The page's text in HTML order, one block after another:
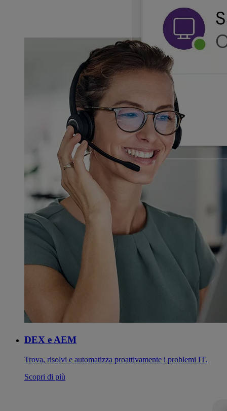
DEX e AEM
Trova, risolvi e automatizza proattivamente i problemi IT.
Scopri di più